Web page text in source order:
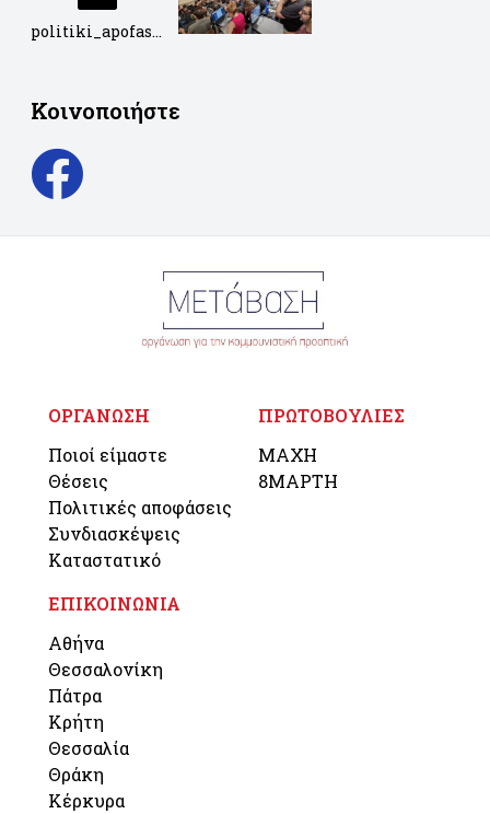
politiki_apofasi_1is_sundiaskepsis.doc
Κοινοποιήστε
ΟΡΓΑΝΩΣΗ
Ποιοί είμαστε
Θέσεις
Πολιτικές αποφάσεις
Συνδιασκέψεις
Καταστατικό
ΠΡΩΤΟΒΟΥΛΙΕΣ
ΜΑΧΗ
8ΜΑΡΤΗ
ΕΠΙΚΟΙΝΩΝΙΑ
Αθήνα
Θεσσαλονίκη
Πάτρα
Κρήτη
Θεσσαλία
Θράκη
Κέρκυρα